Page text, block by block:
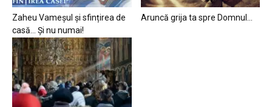
Zaheu Vameșul și sfințirea de
casă… Și nu numai!
Aruncă grija ta spre Domnul…